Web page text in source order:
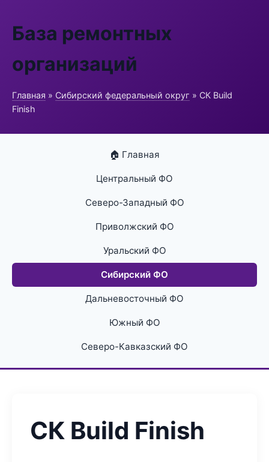
База ремонтных
организаций
Главная » Сибирский федеральный округ » СК Build
Finish
🏠 Главная
Центральный ФО
Северо-Западный ФО
Приволжский ФО
Уральский ФО
Сибирский ФО
Дальневосточный ФО
Южный ФО
Северо-Кавказский ФО
СК Build Finish